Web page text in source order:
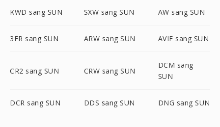
KWD sang SUN SXW sang SUN AW sang SUN
3FR sang SUN ARW sang SUN AVIF sang SUN
CR2 sang SUN CRW sang SUN
DCM sang
SUN
DCR sang SUN DDS sang SUN DNG sang SUN